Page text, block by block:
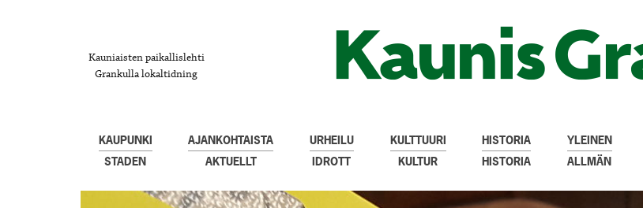
Kauniaisten paikallislehti
Grankulla lokaltidning
KAUPUNKI
STADEN
AJANKOHTAISTA
AKTUELLT
URHEILU
IDROTT
KULTTUURI
KULTUR
HISTORIA
HISTORIA
YLEINEN
ALLMÄN